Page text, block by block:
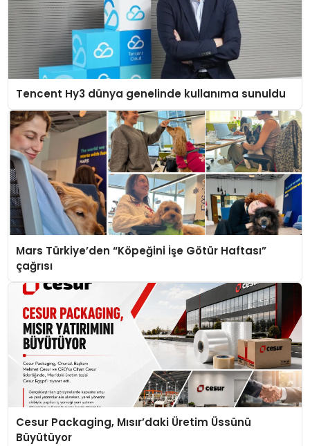
Tencent Hy3 dünya genelinde kullanıma sunuldu
Mars Türkiye’den “Köpeğini İşe Götür Haftası”
çağrısı
Cesur Packaging, Mısır’daki Üretim Üssünü
Büyütüyor